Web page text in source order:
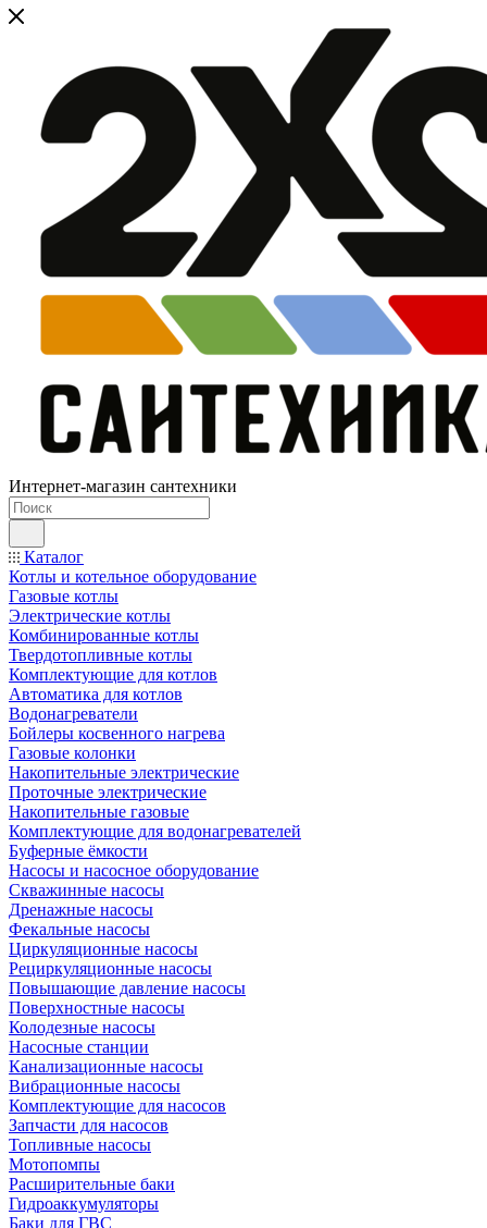
Интернет-магазин сантехники
Каталог
Котлы и котельное оборудование
Газовые котлы
Электрические котлы
Комбинированные котлы
Твердотопливные котлы
Комплектующие для котлов
Автоматика для котлов
Водонагреватели
Бойлеры косвенного нагрева
Газовые колонки
Накопительные электрические
Проточные электрические
Накопительные газовые
Комплектующие для водонагревателей
Буферные ёмкости
Насосы и насосное оборудование
Скважинные насосы
Дренажные насосы
Фекальные насосы
Циркуляционные насосы
Рециркуляционные насосы
Повышающие давление насосы
Поверхностные насосы
Колодезные насосы
Насосные станции
Канализационные насосы
Вибрационные насосы
Комплектующие для насосов
Запчасти для насосов
Топливные насосы
Мотопомпы
Расширительные баки
Гидроаккумуляторы
Баки для ГВС